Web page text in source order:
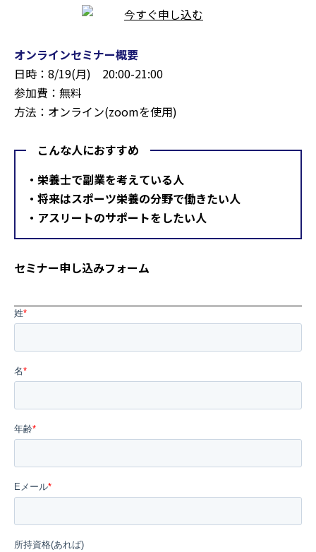
オンラインセミナー概要
日時：8/19(月) 20:00-21:00
参加費：無料
方法：オンライン(zoomを使用)
こんな人におすすめ
・栄養士で副業を考えている人
・将来はスポーツ栄養の分野で働きたい人
・アスリートのサポートをしたい人
セミナー申し込みフォーム